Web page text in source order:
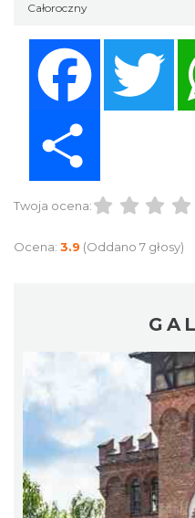
Całoroczny
Twoja ocena:
Ocena: 3.9 (Oddano 7 głosy)